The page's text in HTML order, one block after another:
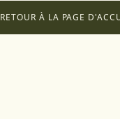
RETOUR À LA PAGE